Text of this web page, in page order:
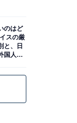
のはど
スの厳
と、日
国人政